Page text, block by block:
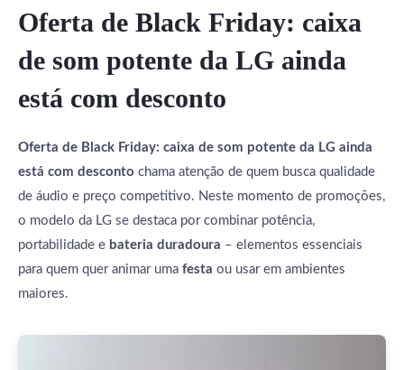
Oferta de Black Friday: caixa
de som potente da LG ainda
está com desconto
Oferta de Black Friday: caixa de som potente da LG ainda
está com desconto chama atenção de quem busca qualidade
de áudio e preço competitivo. Neste momento de promoções,
o modelo da LG se destaca por combinar potência,
portabilidade e bateria duradoura – elementos essenciais
para quem quer animar uma festa ou usar em ambientes
maiores.